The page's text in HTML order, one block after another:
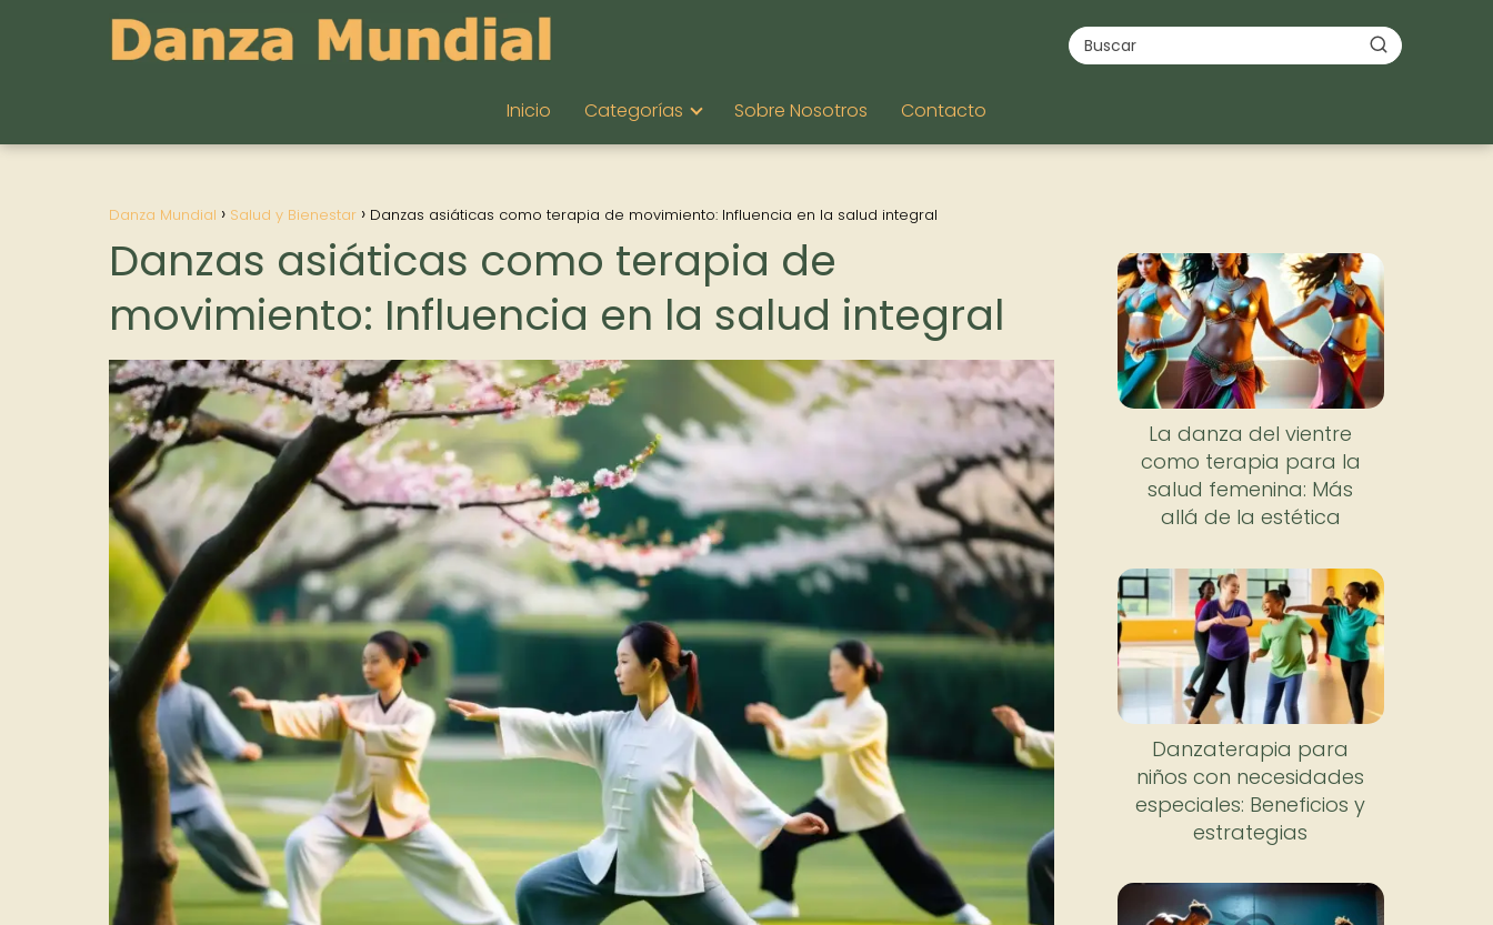
Inicio Categorías Sobre Nosotros Contacto
Danza Mundial Salud y Bienestar Danzas asiáticas como terapia de movimiento: Influencia en la salud integral
Danzas asiáticas como terapia de
movimiento: Influencia en la salud integral
La danza del vientre
como terapia para la
salud femenina: Más
allá de la estética
Danzaterapia para
niños con necesidades
especiales: Beneficios y
estrategias